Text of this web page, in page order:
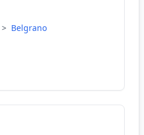
> Belgrano